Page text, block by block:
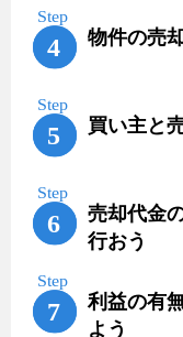
物件の売
買い主と
売却代金
行おう
利益の有
よう